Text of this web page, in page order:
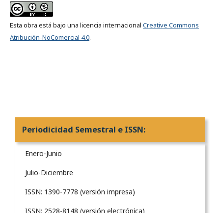
Esta obra está bajo una licencia internacional Creative Commons
Atribución-NoComercial 4.0.
Periodicidad Semestral e ISSN:
Enero-Junio
Julio-Diciembre
ISSN: 1390-7778 (versión impresa)
ISSN: 2528-8148 (versión electrónica)